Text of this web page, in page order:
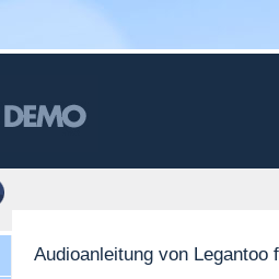
Audioanleitung von Legantoo